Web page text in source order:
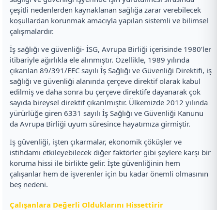
çeşitli nedenlerden kaynaklanan sağlığa zarar verebilecek
koşullardan korunmak amacıyla yapılan sistemli ve bilimsel
çalışmalardır.
İş sağlığı ve güvenliği- İSG, Avrupa Birliği içerisinde 1980’ler
itibariyle ağırlıkla ele alınmıştır. Özellikle, 1989 yılında
çıkarılan 89/391/EEC sayılı İş Sağlığı ve Güvenliği Direktifi, iş
sağlığı ve güvenliği alanında çerçeve direktif olarak kabul
edilmiş ve daha sonra bu çerçeve direktife dayanarak çok
sayıda bireysel direktif çıkarılmıştır. Ülkemizde 2012 yılında
yürürlüğe giren 6331 sayılı İş Sağlığı ve Güvenliği Kanunu
da Avrupa Birliği uyum süresince hayatımıza girmiştir.
İş güvenliği, işten çıkarmalar, ekonomik çöküşler ve
istihdamı etkileyebilecek diğer faktörler gibi şeylere karşı bir
koruma hissi ile birlikte gelir. İşte güvenliğinin hem
çalışanlar hem de işverenler için bu kadar önemli olmasının
beş nedeni.
Çalışanlara Değerli Olduklarını Hissettirir